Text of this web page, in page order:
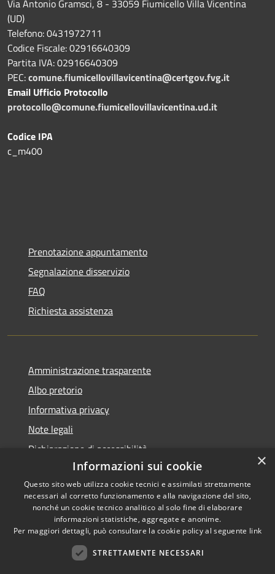
Via Antonio Gramsci, 8 - 33059 Fiumicello Villa Vicentina
(UD)
Telefono: 0431972711
Codice Fiscale: 02916640309
Partita IVA: 02916640309
PEC:comune.fiumicellovillavicentina@certgov.fvg.it
Email Ufficio Protocollo
protocollo@comune.fiumicellovillavicentina.ud.it
Codice IPA
c_m400
Prenotazione appuntamento
Segnalazione disservizio
FAQ
Richiesta assistenza
Amministrazione trasparente
Albo pretorio
Informativa privacy
Note legali
Dichiarazione di accessibilità
Accessibilità
Privacy
Copyright ©
Comune di Fiumicello Villa
×
Informazioni sui cookie
Questo sito web utilizza cookie tecnici e assimilati strettamente
necessari al corretto funzionamento e alla navigazione del sito,
nonché un cookie tecnico analitico al solo fine di elaborare
informazioni statistiche, aggregate e anonime.
Per maggiori dettagli, può consultare la cookie policy al seguente link
STRETTAMENTE NECESSARI